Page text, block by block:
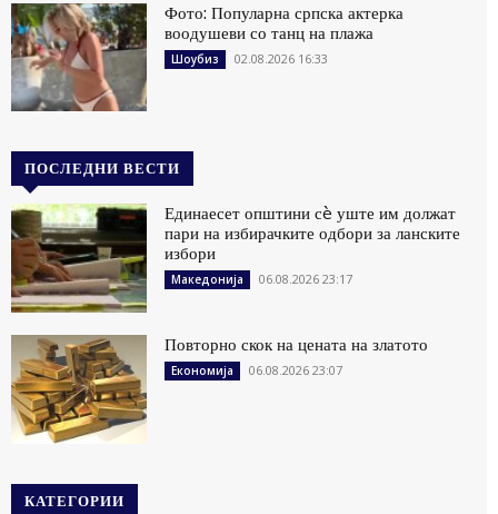
Фото: Популарна српска актерка
воодушеви со танц на плажа
Шоубиз 02.08.2026 16:33
ПОСЛЕДНИ ВЕСТИ
Единаесет општини сè уште им должат
пари на избирачките одбори за ланските
избори
Македонија 06.08.2026 23:17
Повторно скок на цената на златото
Економија 06.08.2026 23:07
КАТЕГОРИИ